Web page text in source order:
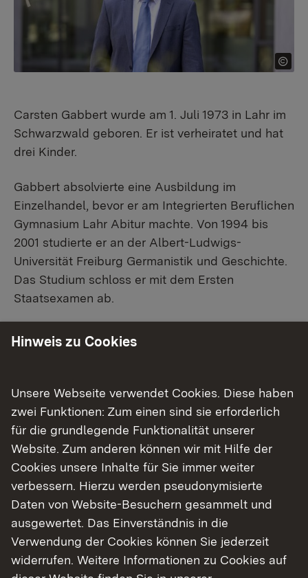
Carsten Gabbert wurde am 1. Juli 1973 in Lahr im
Schwarzwald geboren. Er ist verheiratet und hat
drei Kinder.
Gabbert absolvierte eine Ausbildung im
Einzelhandel, bevor er am Integrierten Beruflichen
Gymnasium Lahr Abitur machte. Von 1994 bis
2001 studierte er an der Albert-Ludwigs-
Universität Freiburg Germanistik und Geschichte.
Das Studium schloss er mit dem Ersten
Staatsexamen ab.
Nach dem Studium arbeitete Gabbert in einem
Software-Unternehmen. Im Juli 2004 wurde er
(Ortenaukreis) gewählt. 2012 wurde er
wiedergewählt, so dass er das Amt insgesamt 16
Jahre innehatte. Im Jahr 2020 machte er sich
selbständig und unterstützte Verwaltungen in
Themen der Digitalisierung.
Seit 1. April 2024 ist Gabbert Regierungspräsident
des Regierungsbezirks Freiburg. Er ist Mitglied
der Partei „Bündnis 90/ Die Grünen".
Hinweis zu Cookies
Unsere Webseite verwendet Cookies. Diese haben
zwei Funktionen: Zum einen sind sie erforderlich
für die grundlegende Funktionalität unserer
Website. Zum anderen können wir mit Hilfe der
Cookies unsere Inhalte für Sie immer weiter
verbessern. Hierzu werden pseudonymisierte
Daten von Website-Besuchern gesammelt und
ausgewertet. Das Einverständnis in die
Verwendung der Cookies können Sie jederzeit
widerrufen. Weitere Informationen zu Cookies auf